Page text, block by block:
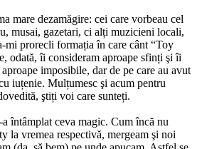
dezamăgire: cei care vorbeau cel
musai, gazetari, ci alți muzicieni locali,
mi prorecli formația în care cânt “Toy
odată, îi consideram aproape sfinți şi îi
imposibile, dar de pe care au avut
iuțenie. Mulțumesc şi acum pentru
ştiți voi care sunteți.
ceva magic. Cum încă nu
la vremea respectivă, mergeam şi noi